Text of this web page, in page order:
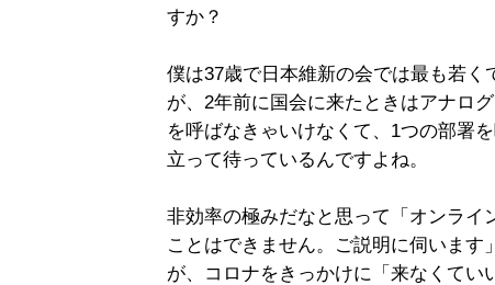
すか？
僕は37歳で日本維新の会では最も若
が、2年前に国会に来たときはアナロ
を呼ばなきゃいけなくて、1つの部署
立って待っているんですよね。
非効率の極みだなと思って「オンライ
ことはできません。ご説明に伺いま
が、コロナをきっかけに「来なくて